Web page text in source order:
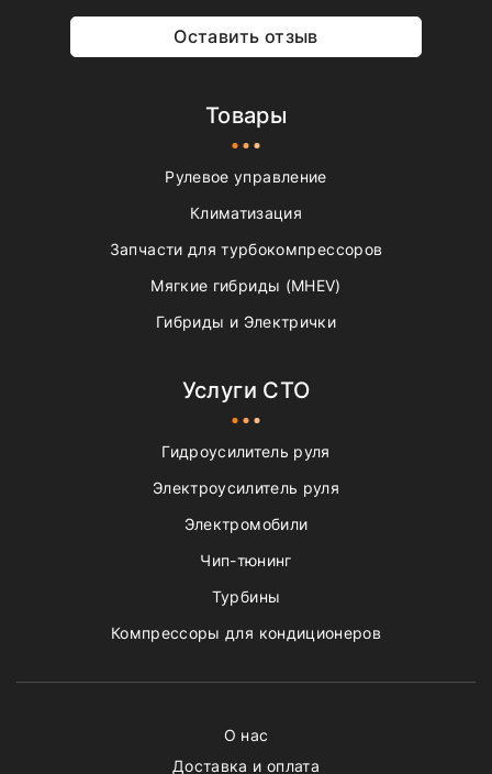
Оставить отзыв
Товары
Рулевое управление
Климатизация
Запчасти для турбокомпрессоров
Мягкие гибриды (MHEV)
Гибриды и Электрички
Услуги СТО
Гидроусилитель руля
Электроусилитель руля
Электромобили
Чип-тюнинг
Турбины
Компрессоры для кондиционеров
О нас
Доставка и оплата